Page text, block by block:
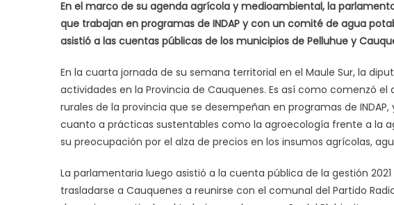
En el marco de su agenda agrícola y medioambiental, la
que trabajan en programas de INDAP y con un comité de agua
asistió a las cuentas públicas de los municipios de Pelluhue y
En la cuarta jornada de su semana territorial en el Maule Sur, la
actividades en la Provincia de Cauquenes. Es así como comenzó
rurales de la provincia que se desempeñan en programas de
cuanto a prácticas sustentables como la agroecología frente a la
su preocupación por el alza de precios en los insumos agrícolas,
La parlamentaria luego asistió a la cuenta pública de la gestión
trasladarse a Cauquenes a reunirse con el comunal del Partido